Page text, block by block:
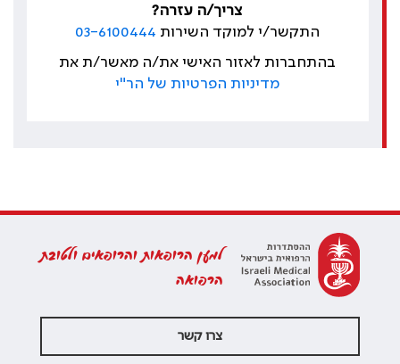
צריך/ה עזרה?
התקשר/י למוקד השירות 03-6100444
בהתחברות לאזור האישי את/ה מאשר/ת את
מדיניות הפרטיות של הר"י
למען הרופאות והרופאים ולטובת
הרפואה
צרו קשר